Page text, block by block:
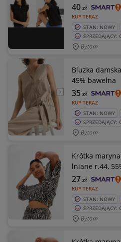
KUP TERAZ
40zł
STAN: NOWY
SPRZEDAJĄCY:
Bytom
Bluzka
45% bawełna
KUP TERAZ
35zł
STAN: NOWY
SPRZEDAJĄCY:
Bytom
Krótka
lniane r.44,
KUP TERAZ
27zł
STAN: NOWY
SPRZEDAJĄCY:
Bytom